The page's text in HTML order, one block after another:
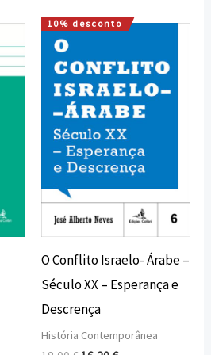
10% desconto
O Conflito Israelo- Árabe –
Século XX – Esperança e
Descrença
História Contemporânea
O
original
era:
18,00 €.
O
atual
é:
16,20 €.